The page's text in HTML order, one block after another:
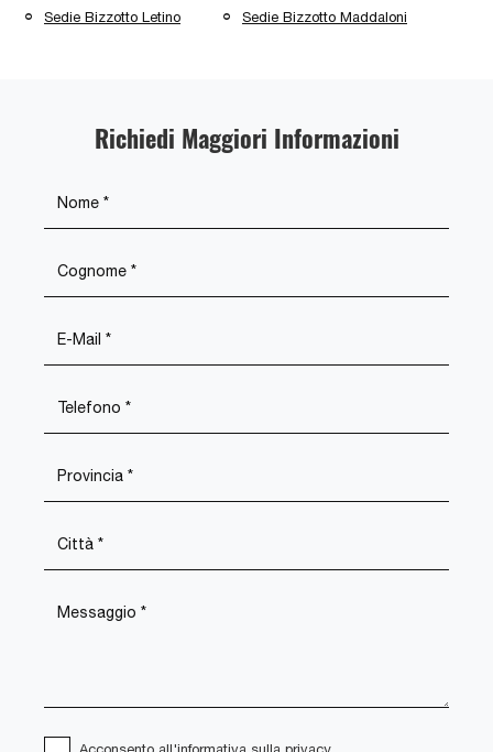
Sedie Bizzotto Letino Sedie Bizzotto Maddaloni
Richiedi Maggiori Informazioni